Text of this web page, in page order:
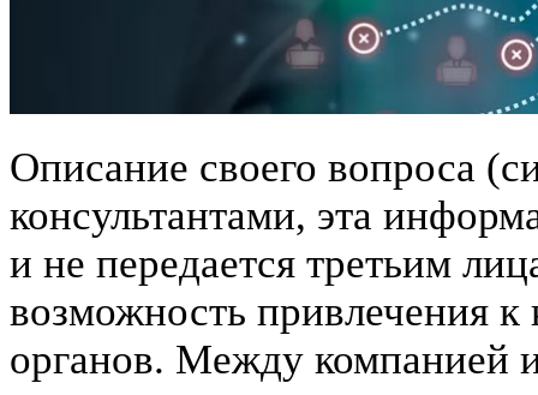
Описание своего вопроса
консультантами, эта
и не передается третьим
возможность привлечения
органов. Между компанией